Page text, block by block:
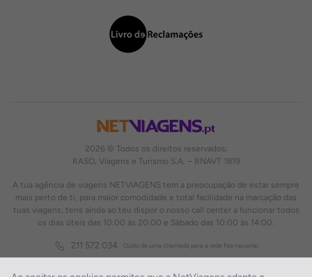
2026 © Todos os direitos reservados:
RASO, Viagens e Turismo S.A. – RNAVT 1819
A tua agência de viagens NETVIAGENS tem a preocupação de estar sempre
mais perto de ti, para maior comodidade e total facilidade na marcação das
tuas viagens, tens ainda ao teu dispor o nosso call center a funcionar todos
os dias úteis das 10:00 às 20:00 e Sábado das 10:00 às 14:00.
211 572 034 Custo de uma chamada para a rede fixa nacional